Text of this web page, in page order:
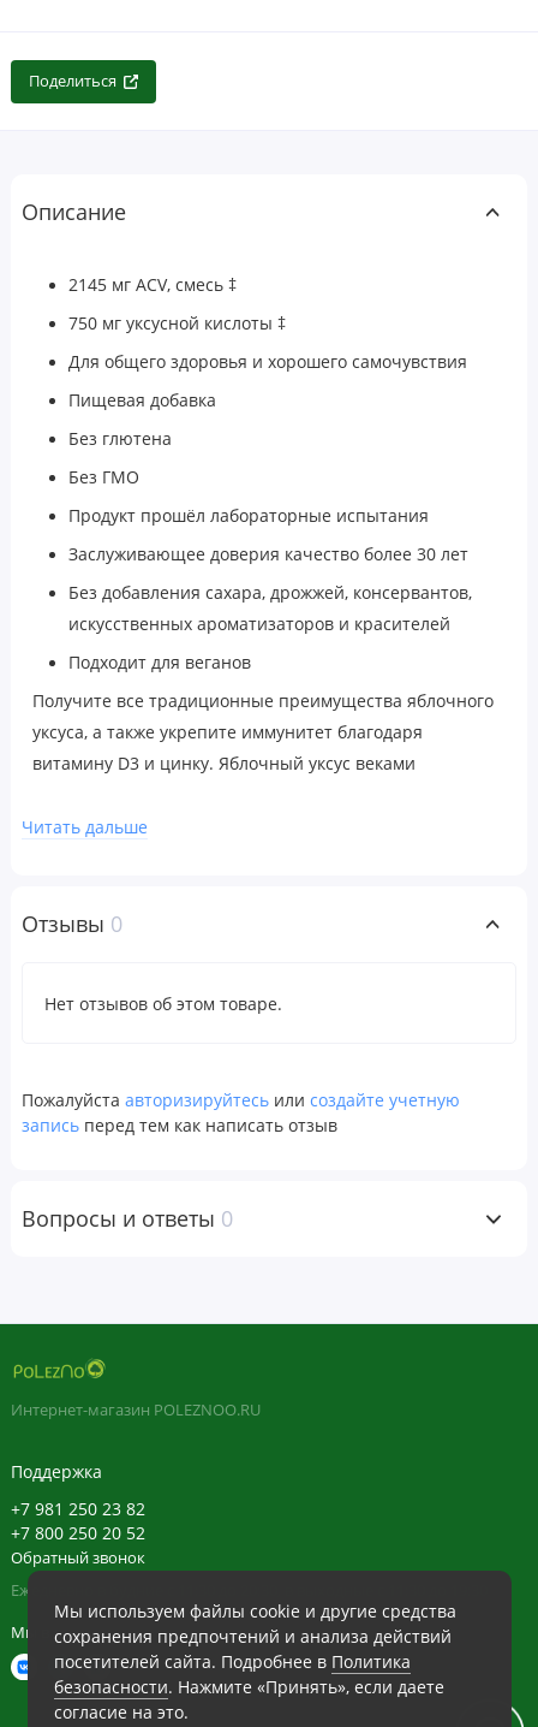
Поделиться
Описание
2145 мг ACV, смесь ‡
750 мг уксусной кислоты ‡
Для общего здоровья и хорошего самочувствия
Пищевая добавка
Без глютена
Без ГМО
Продукт прошёл лабораторные испытания
Заслуживающее доверия качество более 30 лет
Без добавления сахара, дрожжей, консервантов,
искусственных ароматизаторов и красителей
Подходит для веганов
Получите все традиционные преимущества яблочного
уксуса, а также укрепите иммунитет благодаря
витамину D3 и цинку. Яблочный уксус веками
самочувствия.
три (3) капсулы в день во время еды и запивать
глотайте ее целиком. Не превышайте рекомендуемую
дозировку. Результаты зависят от индивидуальных
кормления грудью или приема лекарств, при наличии
заболеваний или при планировании медицинских
При возникновении побочных реакций следует
прекратить прием и обратиться к врачу.
Хранить в недоступном для детей месте. Не
использовать, если на упаковке присутствуют следы
вскрытия или защитная пленка повреждена. Хранить
при комнатной температуре.
Пищевая ценность
Читать дальше
Отзывы 0
Нет отзывов об этом товаре.
Пожалуйста авторизируйтесь или создайте учетную
запись перед тем как написать отзыв
Вопросы и ответы 0
Мы используем файлы cookie и другие средства
сохранения предпочтений и анализа действий
посетителей сайта. Подробнее в Политика
безопасности. Нажмите «Принять», если даете
согласие на это.
Интернет-магазин POLEZNOO.RU
Поддержка
+7 981 250 23 82
+7 800 250 20 52
Обратный звонок
Ежедневно в будние с 11:30 до 20:30, в выходные с 11:30 до 19:30
Мы в сети